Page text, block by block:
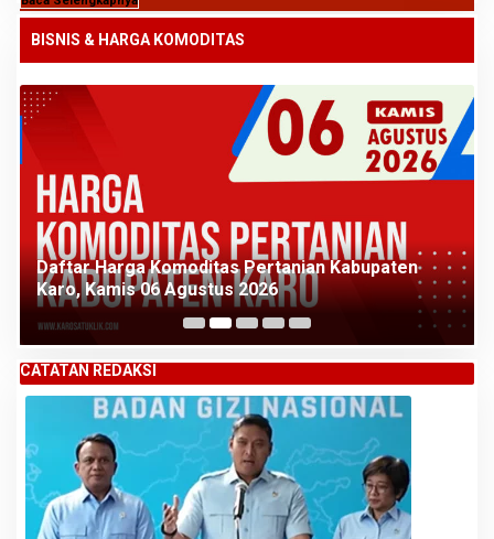
BISNIS & HARGA KOMODITAS
Daftar Harga Komoditas Pertanian Kabupaten
Karo, Kamis 06 Agustus 2026
CATATAN REDAKSI